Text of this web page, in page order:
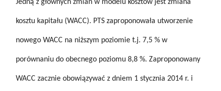
Jedną z głównych zmian w modelu kosztów jest zmiana
kosztu kapitału (WACC). PTS zaproponowała utworzenie
nowego WACC na niższym poziomie t.j. 7,5 % w
porównaniu do obecnego poziomu 8,8 %. Zaproponowany
WACC zacznie obowiązywać z dniem 1 stycznia 2014 r. i